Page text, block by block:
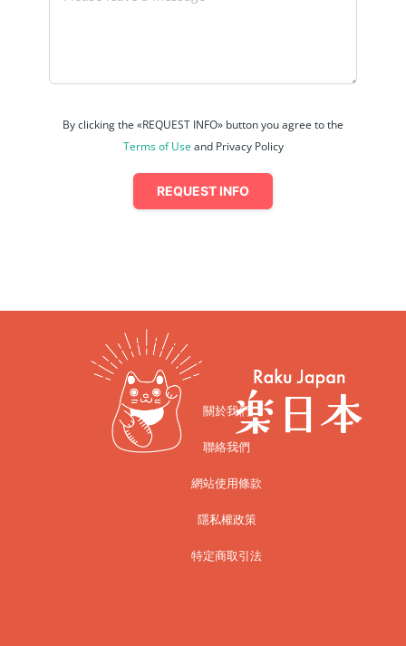
By clicking the «REQUEST INFO» button you agree to the
Terms of Use and Privacy Policy
REQUEST INFO
關於我們
聯絡我們
網站使用條款
隱私權政策
特定商取引法